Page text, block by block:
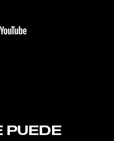
PUEDE